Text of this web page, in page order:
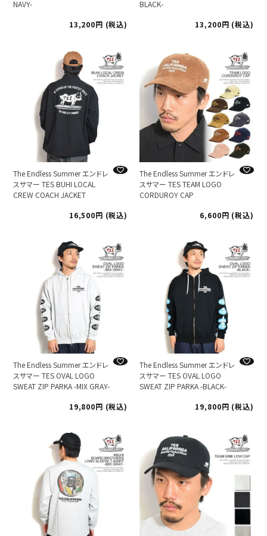
NAVY-
13,200
税込
BLACK-
13,200
税込
The Endless Summer エンドレ
スサマー TES BUHI LOCAL
CREW COACH JACKET
16,500
税込
The Endless Summer エンドレ
スサマー TES TEAM LOGO
CORDUROY CAP
6,600
税込
The Endless Summer エンドレ
スサマー TES OVAL LOGO
SWEAT ZIP PARKA -MIX GRAY-
19,800
税込
The Endless Summer エンドレ
スサマー TES OVAL LOGO
SWEAT ZIP PARKA -BLACK-
19,800
税込